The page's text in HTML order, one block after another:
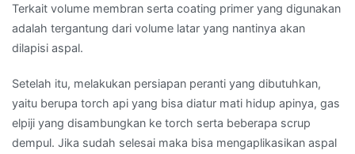
Terkait volume membran serta coating primer yang digunakan
adalah tergantung dari volume latar yang nantinya akan
dilapisi aspal.
Setelah itu, melakukan persiapan peranti yang dibutuhkan,
yaitu berupa torch api yang bisa diatur mati hidup apinya, gas
elpiji yang disambungkan ke torch serta beberapa scrup
dempul. Jika sudah selesai maka bisa mengaplikasikan aspal